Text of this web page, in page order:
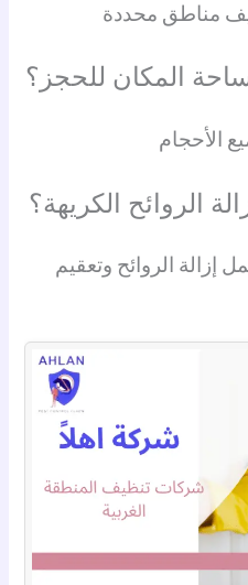
مناطق محددة
المكان للحجز؟
الأحجام
الروائح الكريهة؟
إزالة الروائح وتعقيم